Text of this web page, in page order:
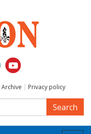
Archive | Privacy policy
Search